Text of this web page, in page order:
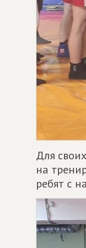
Для
на
ребят с